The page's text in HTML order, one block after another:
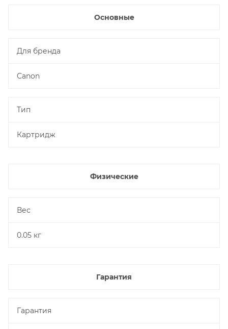
Основные
Для бренда
Canon
Тип
Картридж
Физические
Вес
0.05 кг
Гарантия
Гарантия